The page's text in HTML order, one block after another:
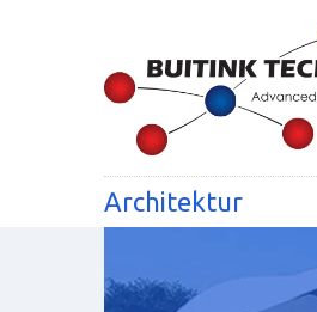
Architektur